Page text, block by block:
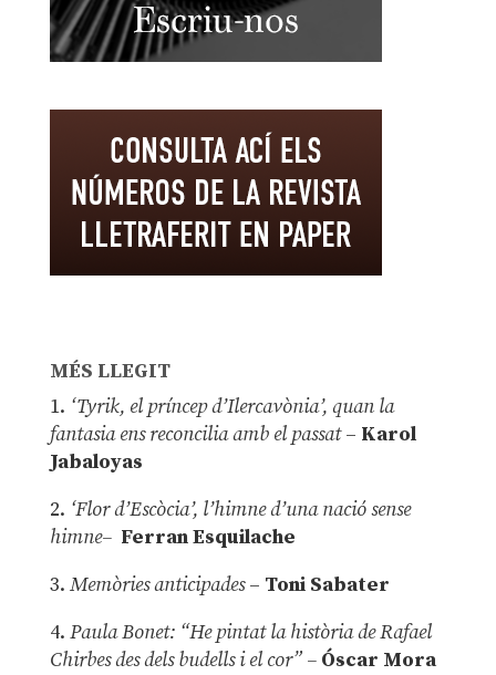
MÉS LLEGIT
1. ‘Tyrik, el príncep d’Ilercavònia’, quan la
fantasia ens reconcilia amb el passat– Karol
Jabaloyas
2. ‘Flor d’Escòcia’, l’himne d’una nació sense
himne– Ferran Esquilache
3. Memòries anticipades– Toni Sabater
4. Paula Bonet: “He pintat la història de Rafael
Chirbes des dels budells i el cor” –Óscar Mora